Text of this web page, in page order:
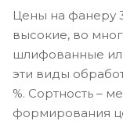
Цены на фанеру
высокие, во
шлифованные
эти виды
%. Сортность –
формирования